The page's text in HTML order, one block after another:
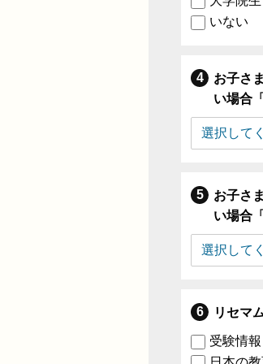
いない
お子さ
い場合
お子さ
い場合
リセマ
受験情報